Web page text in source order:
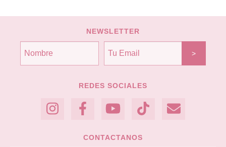
NEWSLETTER
REDES SOCIALES
CONTACTANOS